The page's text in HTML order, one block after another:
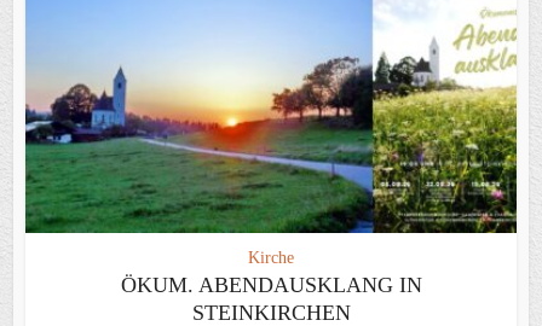
Kirche
ÖKUM. ABENDAUSKLANG IN
STEINKIRCHEN